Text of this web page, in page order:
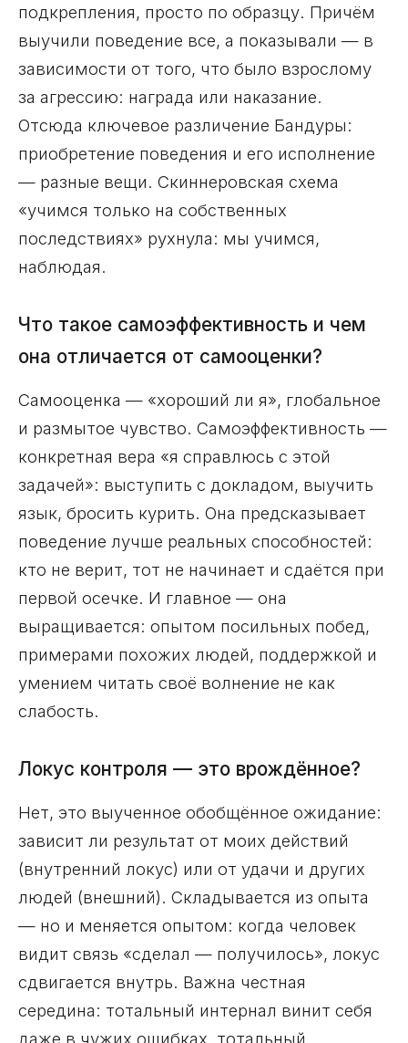
подкрепления, просто по образцу. Причём
выучили поведение все, а показывали — в
зависимости от того, что было взрослому
за агрессию: награда или наказание.
Отсюда ключевое различение Бандуры:
приобретение поведения и его исполнение
— разные вещи. Скиннеровская схема
«учимся только на собственных
последствиях» рухнула: мы учимся,
наблюдая.
Что такое самоэффективность и чем
она отличается от самооценки?
Самооценка — «хороший ли я», глобальное
и размытое чувство. Самоэффективность —
конкретная вера «я справлюсь с этой
задачей»: выступить с докладом, выучить
язык, бросить курить. Она предсказывает
поведение лучше реальных способностей:
кто не верит, тот не начинает и сдаётся при
первой осечке. И главное — она
выращивается: опытом посильных побед,
примерами похожих людей, поддержкой и
умением читать своё волнение не как
слабость.
Локус контроля — это врождённое?
Нет, это выученное обобщённое ожидание:
зависит ли результат от моих действий
(внутренний локус) или от удачи и других
людей (внешний). Складывается из опыта
— но и меняется опытом: когда человек
видит связь «сделал — получилось», локус
сдвигается внутрь. Важна честная
середина: тотальный интернал винит себя
даже в чужих ошибках, тотальный